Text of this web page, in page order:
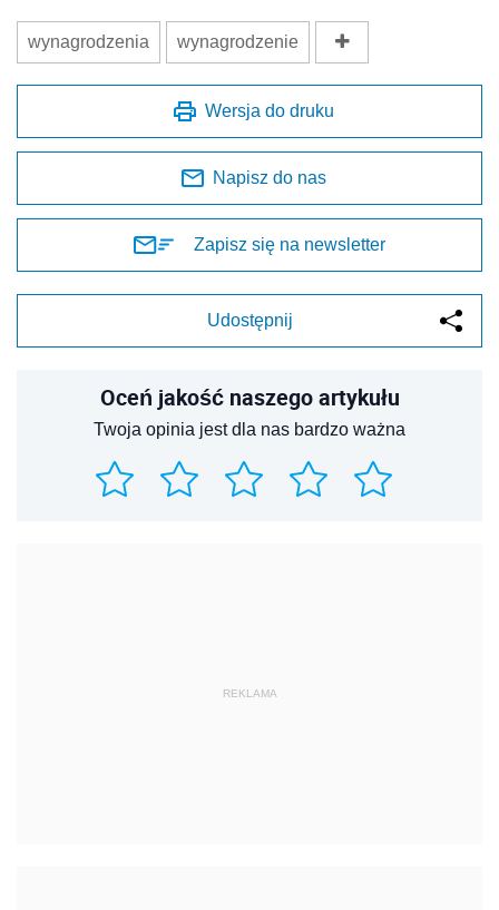
wynagrodzenia wynagrodzenie
Wersja do druku
Napisz do nas
Zapisz się na newsletter
Udostępnij
Oceń jakość naszego artykułu
Twoja opinia jest dla nas bardzo ważna
REKLAMA